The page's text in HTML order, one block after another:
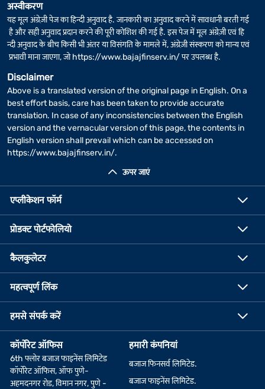
ऊपर जाएं
अस्वीकरण
यह मूल अंग्रेज़ी पेज का हिन्दी अनुवाद है. जानकारी का अनुवाद करने में सावधानी बरती गई
है और सही अनुवाद प्रदान करने की पूरी कोशिश की गई है. इस पेज में मूल अंग्रेज़ी एवं हि
न्दी अनुवाद के बीच किसी भी अंतर या विसंगति के मामले में, अंग्रेज़ी संस्करण को मान्य एवं
प्रभावी माना जाएगा, जोhttps://www.bajajfinserv.in/पर उपलब्ध है.
Disclaimer
Above is a translated version of the original page in English. On a
best effort basis, care has been taken to provide accurate
translation. In case of any inconsistencies between the English
version and the vernacular version of this page, the contents in
English version shall prevail which can be accessed on
https://www.bajajfinserv.in/.
एप्लीकेशन फॉर्म
प्रोडक्ट पोर्टफोलियो
कैलकुलेटर
महत्वपूर्ण लिंक
हमसे संपर्क करें
कॉर्पोरेट ऑफिस
6th फ्लोर बजाज फाइनेंस लिमिटेड
कॉर्पोरेट ऑफिस, ऑफ पुणे-
अहमदनगर रोड, विमान नगर, पुणे -
हमारी कंपनियां
बजाज फिनसर्व लिमिटेड.
बजाज फाइनेंस लिमिटेड.